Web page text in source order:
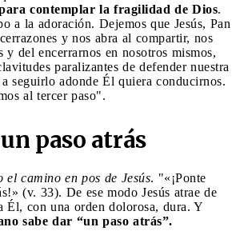
contemplar la fragilidad de Dios.
a la adoración. Dejemos que Jesús, Pan
y nos abra al compartir, nos
y del encerrarnos en nosotros mismos,
paralizantes de defender nuestra
seguirlo adonde Él quiera conducirnos.
al tercer paso".
paso atrás
el camino en pos de Jesús. "«¡Ponte
(v. 33). De ese modo Jesús atrae de
Él, con una orden dolorosa, dura. Y
sabe dar “un paso atrás”.